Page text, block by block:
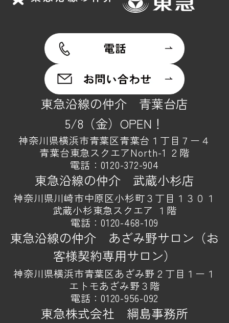
東急沿線の仲介 青葉台店
5/8（金）OPEN！
神奈川県横浜市青葉区青葉台１丁目７ー４
青葉台東急スクエアNorth-1 ２階
電話： 0120-372-904
東急沿線の仲介 武蔵小杉店
神奈川県川崎市中原区小杉町３丁目１３０１
武蔵小杉東急スクエア １階
電話：0120-468-109
東急沿線の仲介 あざみ野サロン（お
客様契約専用サロン）
神奈川県横浜市青葉区あざみ野２丁目１ー１
エトモあざみ野３階
電話：0120-956-092
東急株式会社 綱島事務所